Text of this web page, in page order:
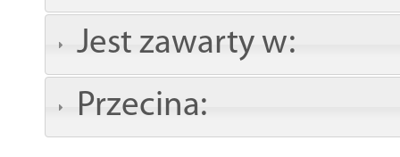
Jest zawarty w:
Przecina: